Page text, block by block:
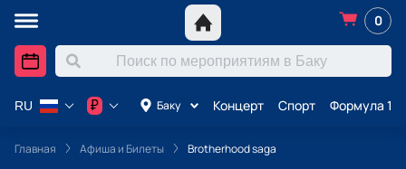
0
Баку Концерт Спорт Формула 1
RU ₽
Главная Афиша и Билеты Brotherhood saga